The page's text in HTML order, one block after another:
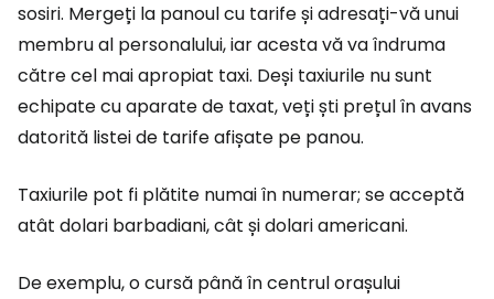
sosiri. Mergeți la panoul cu tarife și adresați-vă unui
membru al personalului, iar acesta vă va îndruma
către cel mai apropiat taxi. Deși taxiurile nu sunt
echipate cu aparate de taxat, veți ști prețul în avans
datorită listei de tarife afișate pe panou.
Taxiurile pot fi plătite numai în numerar; se acceptă
atât dolari barbadiani, cât și dolari americani.
De exemplu, o cursă până în centrul orașului